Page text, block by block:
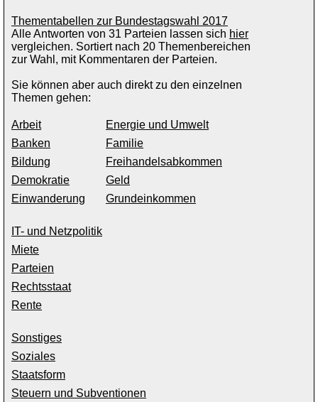
Thementabellen zur Bundestagswahl 2017
Alle Antworten von 31 Parteien lassen sich hier
vergleichen. Sortiert nach 20 Themenbereichen
zur Wahl, mit Kommentaren der Parteien.
Sie können aber auch direkt zu den einzelnen
Themen gehen:
Arbeit
Banken
Bildung
Demokratie
Einwanderung
Energie und Umwelt
Familie
Freihandelsabkommen
Geld
Grundeinkommen
IT- und Netzpolitik
Miete
Parteien
Rechtsstaat
Rente
Sonstiges
Soziales
Staatsform
Steuern und Subventionen